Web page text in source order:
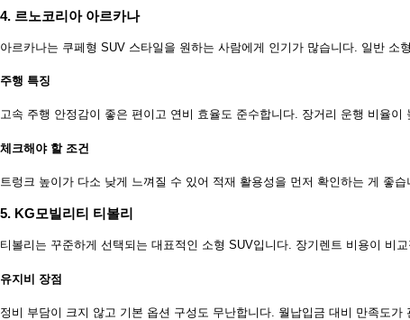
4. 르노코리아 아르카나
아르카나는 쿠페형 SUV 스타일을 원하는 사람에게 인기가 많습니다. 일반 소
주행 특징
고속 주행 안정감이 좋은 편이고 연비 효율도 준수합니다. 장거리 운행 비율이
체크해야 할 조건
트렁크 높이가 다소 낮게 느껴질 수 있어 적재 활용성을 먼저 확인하는 게 좋습
5. KG모빌리티 티볼리
티볼리는 꾸준하게 선택되는 대표적인 소형 SUV입니다. 장기렌트 비용이 비
유지비 장점
정비 부담이 크지 않고 기본 옵션 구성도 무난합니다. 월납입금 대비 만족도가